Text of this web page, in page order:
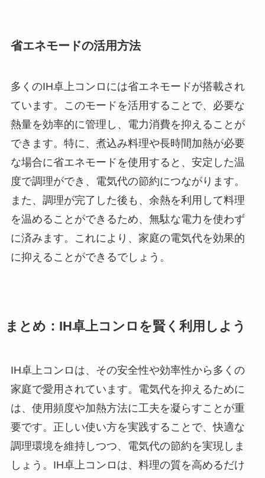
省エネモードの活用方法
多くのIH卓上コンロには省エネモードが搭載され
ています。このモードを活用することで、必要な
熱量を効率的に管理し、電力消費を抑えることが
できます。特に、煮込み料理や長時間加熱が必要
な場合に省エネモードを使用すると、安定した温
度で調理ができ、電気代の節約につながります。
また、調理が完了した後も、余熱を利用して料理
を温めることができるため、無駄な電力を使わず
に済みます。これにより、家庭の電気代を効果的
に抑えることができるでしょう。
まとめ：IH卓上コンロを賢く利用しよう
IH卓上コンロは、その安全性や効率性から多くの
家庭で愛用されています。電気代を抑えるために
は、使用頻度や加熱方法に工夫を凝らすことが重
要です。正しい使い方を実践することで、快適な
調理環境を維持しつつ、電気代の節約を実現しま
しょう。IH卓上コンロは、料理の質を高めるだけ